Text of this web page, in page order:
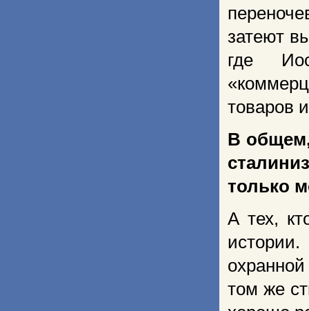
затеют
где
товаров
В общем,
только
А тех,
том же